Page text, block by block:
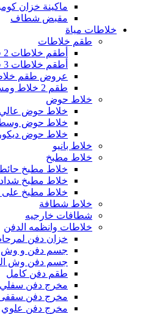
ماكينة خزان
مقبض شطاف
خلاطات مياة
طقم خلاطات
أطقم خلاطات 2 قطعة
أطقم خلاطات 3 قطع
عروض طقم
طقم 2 خلاط ومسطرة
خلاط حوض
خلاط حوض عالي
خلاط حوض
خلاط حوض ديكور
خلاط بانيو
خلاط مطبخ
خلاط مطبخ
خلاط مطبخ
خلاط مطبخ
خلاط شطافة
شطافات خارجيه
خلاطات وانظمه الدفن
خزان دفن
جسم دفن و وش
جسم دفن وش
طقم دفن كامل
مخرج دفن سفلي
مخرج دفن
مخرج دفن علوي